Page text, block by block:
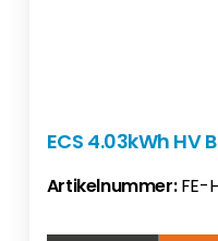
ECS 4.03kWh HV
Artikelnummer:FE-